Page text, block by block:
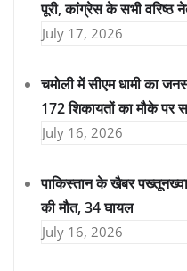
पूरी, कांग्रेस के सभी वरिष्ठ
July 17, 2026
चमोली में सीएम धामी का
172 शिकायतों का मौके पर
July 16, 2026
पाकिस्तान के खैबर
की मौत, 34 घायल
July 16, 2026